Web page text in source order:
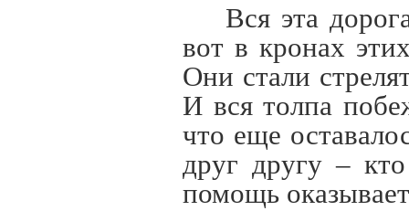
Вся эта
вот в кронах
Они стали
И вся толпа
что еще
друг другу –
помощь